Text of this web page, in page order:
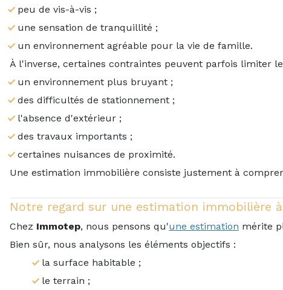
peu de vis-à-vis ;
une sensation de tranquillité ;
un environnement agréable pour la vie de famille.
À l'inverse, certaines contraintes peuvent parfois limiter
un environnement plus bruyant ;
des difficultés de stationnement ;
l'absence d'extérieur ;
des travaux importants ;
certaines nuisances de proximité.
Une estimation immobilière consiste justement à
Notre regard sur une estimation immobilière
Chez Immotep, nous pensons qu'une estimation mérite
Bien sûr, nous analysons les éléments objectifs :
la surface habitable ;
le terrain ;